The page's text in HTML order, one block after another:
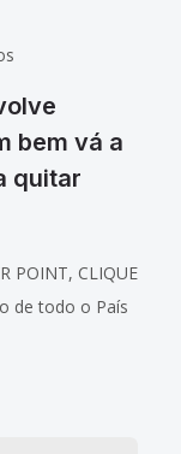
bem vá a
quitar
POINT, CLIQUE
de todo o País